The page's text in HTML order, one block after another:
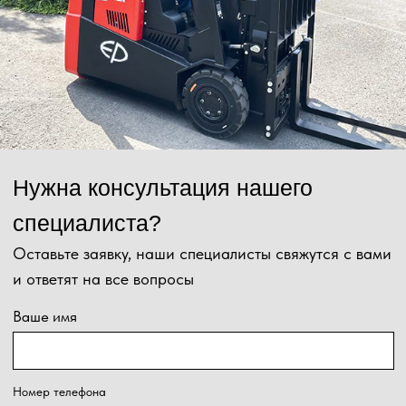
Отправить
Нажимая на кнопку, Вы даёте согласие на обработку персональных
данных и соглашаетесь сполитикой конфиденциальности